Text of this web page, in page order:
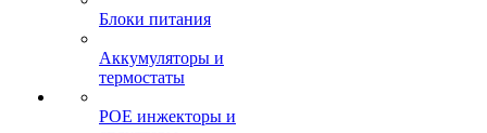
Блоки питания
Аккумуляторы и
термостаты
POE инжекторы и